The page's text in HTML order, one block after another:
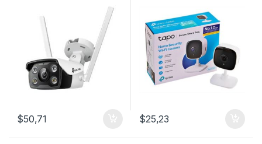
$50,71 $25,23